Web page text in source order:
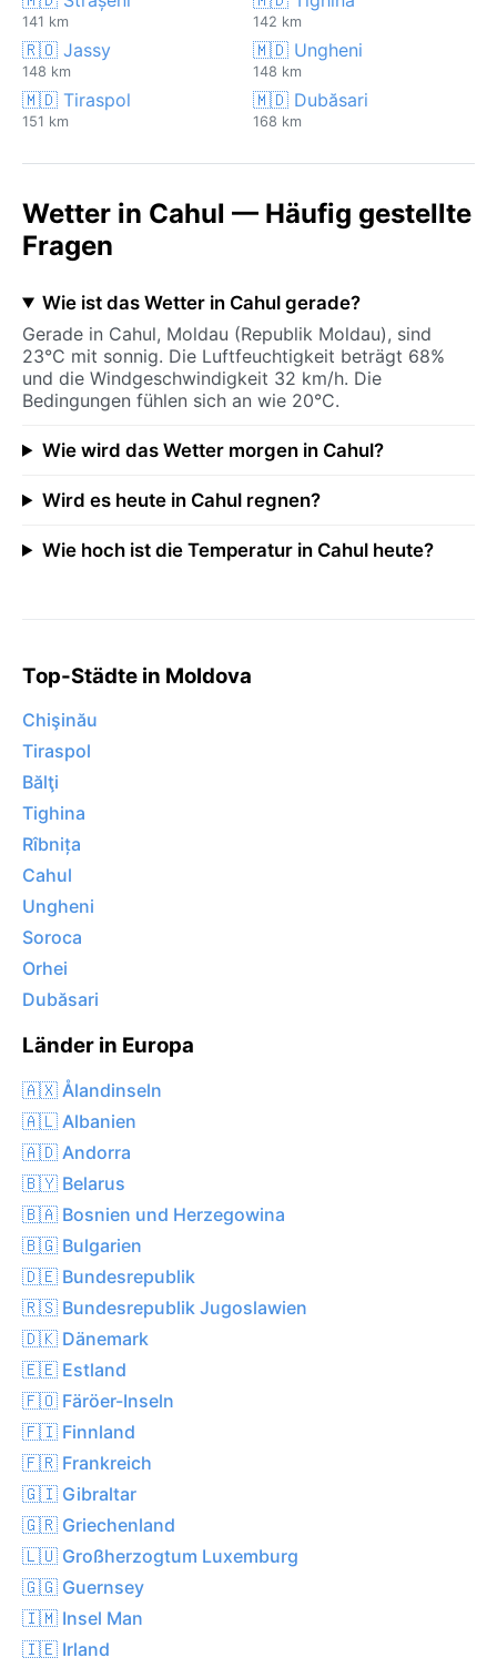
141 km 142 km
🇷🇴 Jassy
148 km
🇲🇩 Ungheni
148 km
🇲🇩 Tiraspol
151 km
🇲🇩 Dubăsari
168 km
Wetter in Cahul — Häufig gestellte
Fragen
Wie ist das Wetter in Cahul gerade?
Gerade in Cahul, Moldau (Republik Moldau), sind
23°C mit sonnig. Die Luftfeuchtigkeit beträgt 68%
und die Windgeschwindigkeit 32 km/h. Die
Bedingungen fühlen sich an wie 20°C.
Wie wird das Wetter morgen in Cahul?
Wird es heute in Cahul regnen?
Wie hoch ist die Temperatur in Cahul heute?
Top-Städte in Moldova
Chişinău
Tiraspol
Bălţi
Tighina
Rîbnița
Cahul
Ungheni
Soroca
Orhei
Dubăsari
Länder in Europa
🇦🇽 Ålandinseln
🇦🇱 Albanien
🇦🇩 Andorra
🇧🇾 Belarus
🇧🇦 Bosnien und Herzegowina
🇧🇬 Bulgarien
🇩🇪 Bundesrepublik
🇷🇸 Bundesrepublik Jugoslawien
🇩🇰 Dänemark
🇪🇪 Estland
🇫🇴 Färöer-Inseln
🇫🇮 Finnland
🇫🇷 Frankreich
🇬🇮 Gibraltar
🇬🇷 Griechenland
🇱🇺 Großherzogtum Luxemburg
🇬🇬 Guernsey
🇮🇲 Insel Man
🇮🇪 Irland